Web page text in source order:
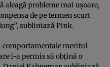
aleagă probleme mai uşoare,
de pe termen scurt
subliniază Pink.
comportamentale meritul
i-a permis să obţină o